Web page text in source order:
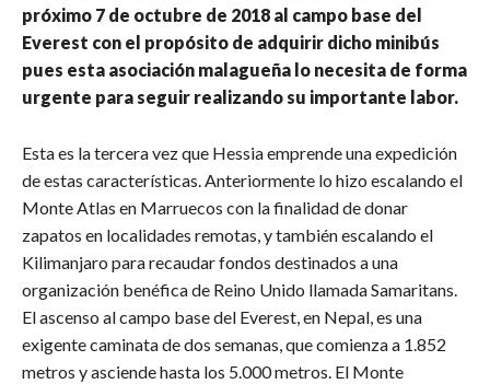
próximo 7 de octubre de 2018 al campo base del
Everest con el propósito de adquirir dicho minibús
pues esta asociación malagueña lo necesita de forma
urgente para seguir realizando su importante labor.
Esta es la tercera vez que Hessia emprende una expedición
de estas características. Anteriormente lo hizo escalando el
Monte Atlas en Marruecos con la finalidad de donar
zapatos en localidades remotas, y también escalando el
Kilimanjaro para recaudar fondos destinados a una
organización benéfica de Reino Unido llamada Samaritans.
El ascenso al campo base del Everest, en Nepal, es una
exigente caminata de dos semanas, que comienza a 1.852
metros y asciende hasta los 5.000 metros. El Monte